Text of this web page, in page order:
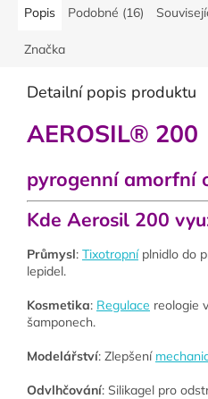
Popis Podobné (16)
Značka
Detailní popis produktu
AEROSIL® 200
pyrogenní amorfní
Kde Aerosil 200
Průmysl: Tixotropníplnidlo do
lepidel.
Kosmetika: Regulace reologie
šamponech.
Modelářství: Zlepšení
Odvlhčování: Silikagel pro